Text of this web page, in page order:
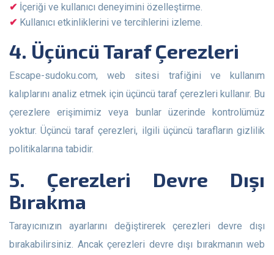
İçeriği ve kullanıcı deneyimini özelleştirme.
Kullanıcı etkinliklerini ve tercihlerini izleme.
4. Üçüncü Taraf Çerezleri
Escape-sudoku.com, web sitesi trafiğini ve kullanım
kalıplarını analiz etmek için üçüncü taraf çerezleri kullanır. Bu
çerezlere erişimimiz veya bunlar üzerinde kontrolümüz
yoktur. Üçüncü taraf çerezleri, ilgili üçüncü tarafların gizlilik
politikalarına tabidir.
5. Çerezleri Devre Dışı
Bırakma
Tarayıcınızın ayarlarını değiştirerek çerezleri devre dışı
bırakabilirsiniz. Ancak çerezleri devre dışı bırakmanın web